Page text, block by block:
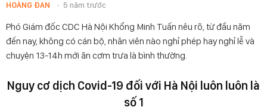
HOÀNG ĐAN 5 năm trước
Phó Giám đốc CDC Hà Nội Khổng Minh Tuấn nêu rõ, từ đầu năm
đến nay, không có cán bộ, nhân viên nào nghỉ phép hay nghỉ lễ và
chuyện 13-14h mới ăn cơm trưa là bình thường.
Nguy cơ dịch Covid-19 đối với Hà Nội luôn luôn là
số 1